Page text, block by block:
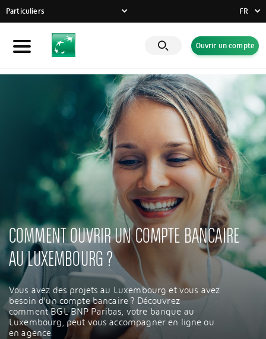
Particuliers
Particuliers
Entreprises
Engagements RSE
Solutions innovantes
FR
FR
DE
Ouvrir un compte
COMMENT OUVRIR UN COMPTE BANCAIRE
AU LUXEMBOURG ?
Vous avez des projets au Luxembourg et vous avez
besoin d’un compte bancaire ? Découvrez
comment BGL BNP Paribas, votre banque au
Luxembourg, peut vous accompagner en ligne ou
en agence.